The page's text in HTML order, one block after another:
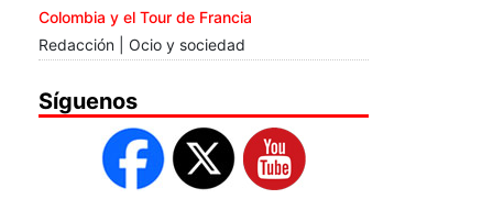
Colombia y el Tour de Francia
Redacción | Ocio y sociedad
Síguenos